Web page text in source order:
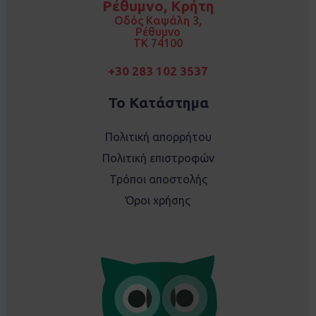
o
r
a
m
Ρέθυμνο, Κρήτη
Οδός Καψάλη 3,
Ρέθυμνο
TK 74100
+30 283 102 3537
Το Κατάστημα
Πολιτική απορρήτου
Πολιτική επιστροφών
Τρόποι αποστολής
Όροι χρήσης